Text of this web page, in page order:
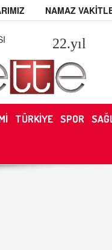
NAMAZ
22.yıl
TÜRKİYE SPOR